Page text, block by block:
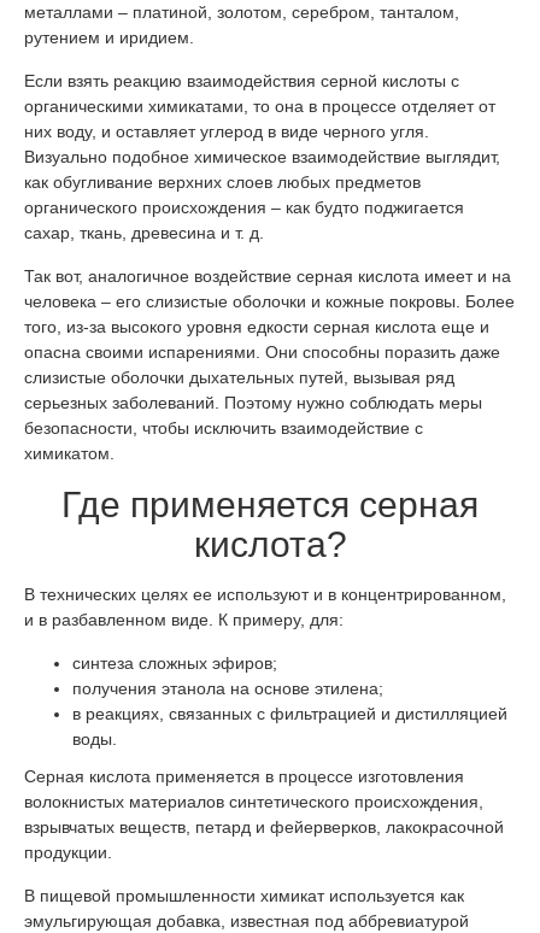
металлами – платиной, золотом, серебром, танталом,
рутением и иридием.
Если взять реакцию взаимодействия серной кислоты с
органическими химикатами, то она в процессе отделяет от
них воду, и оставляет углерод в виде черного угля.
Визуально подобное химическое взаимодействие выглядит,
как обугливание верхних слоев любых предметов
органического происхождения – как будто поджигается
сахар, ткань, древесина и т. д.
Так вот, аналогичное воздействие серная кислота имеет и на
человека – его слизистые оболочки и кожные покровы. Более
того, из-за высокого уровня едкости серная кислота еще и
опасна своими испарениями. Они способны поразить даже
слизистые оболочки дыхательных путей, вызывая ряд
серьезных заболеваний. Поэтому нужно соблюдать меры
безопасности, чтобы исключить взаимодействие с
химикатом.
Где применяется серная
кислота?
В технических целях ее используют и в концентрированном,
и в разбавленном виде. К примеру, для:
синтеза сложных эфиров;
получения этанола на основе этилена;
в реакциях, связанных с фильтрацией и дистилляцией
воды.
Серная кислота применяется в процессе изготовления
волокнистых материалов синтетического происхождения,
взрывчатых веществ, петард и фейерверков, лакокрасочной
продукции.
В пищевой промышленности химикат используется как
эмульгирующая добавка, известная под аббревиатурой